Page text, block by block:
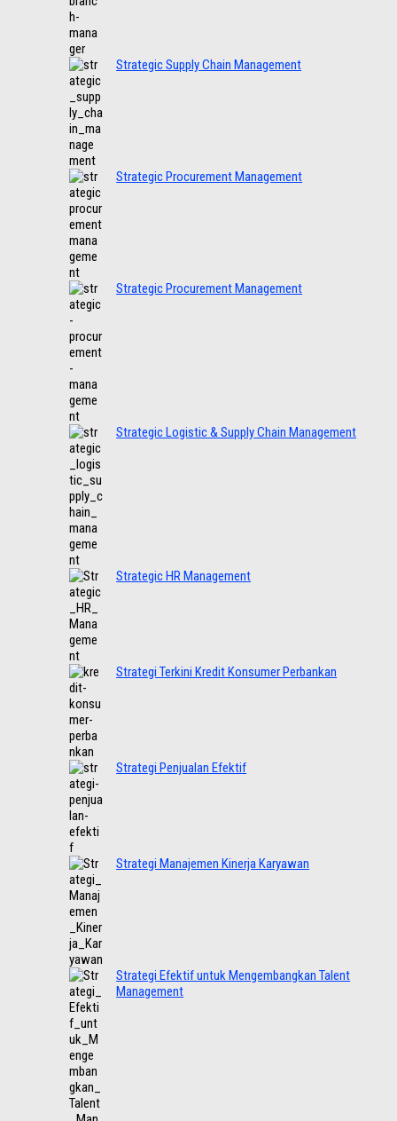
Strategic Supply Chain Management
Strategic Procurement Management
Strategic Procurement Management
Strategic Logistic & Supply Chain Management
Strategic HR Management
Strategi Terkini Kredit Konsumer Perbankan
Strategi Penjualan Efektif
Strategi Manajemen Kinerja Karyawan
Strategi Efektif untuk Mengembangkan Talent
Management